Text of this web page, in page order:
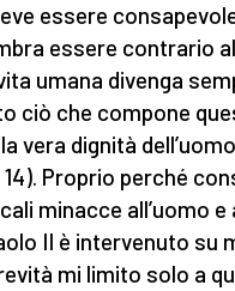
essere
essere contrario
umana divenga
ciò che compone
vera dignità
14). Proprio perché
minacce all’uomo
II è intervenuto su
mi limito solo a